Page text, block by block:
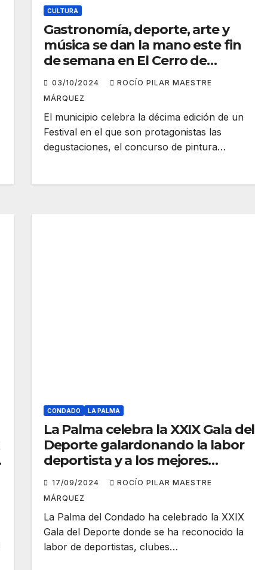
CULTURA
Gastronomía, deporte, arte y
música se dan la mano este fin
de semana en El Cerro de
Andévalo
03/10/2024
ROCÍO PILAR MAESTRE
MÁRQUEZ
El municipio celebra la décima edición de un
Festival en el que son protagonistas las
degustaciones, el concurso de pintura…
CONDADO LA PALMA
La Palma celebra la XXIX Gala del
Deporte galardonando la labor
deportista y a los mejores
deportistas de la temporada
17/09/2024
ROCÍO PILAR MAESTRE
MÁRQUEZ
La Palma del Condado ha celebrado la XXIX
Gala del Deporte donde se ha reconocido la
labor de deportistas, clubes…